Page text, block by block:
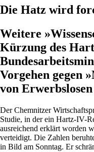
Die Hatz wird
Weitere
Kürzung des
Vorgehen gegen
von
Der Chemnitzer
Studie, in der ein Hartz-IV-
ausreichend erklärt worden
verteidigt. Die Zahlen
in Bild am Sonntag. Er